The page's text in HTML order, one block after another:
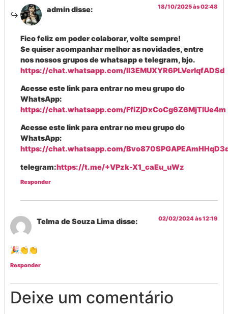
admindisse: 18/10/2025 às 02:48
Fico feliz em poder colaborar, volte sempre!
Se quiser acompanhar melhor as novidades, entre
nos nossos grupos de whatsapp e telegram, bjo.
https://chat.whatsapp.com/Il3EMUXYR6PLVerlqfADSd
Acesse este link para entrar no meu grupo do
WhatsApp:
https://chat.whatsapp.com/FfiZjDxCoCg6Z6MjTIUe4m
Acesse este link para entrar no meu grupo do
WhatsApp:
https://chat.whatsapp.com/
telegram:https://t.me/+VPzk-X1_caEu_uWz
Responder
Telma de Souza Lima disse: 02/02/2024 às 12:19
🎉👏👏
Responder
Deixe um comentário